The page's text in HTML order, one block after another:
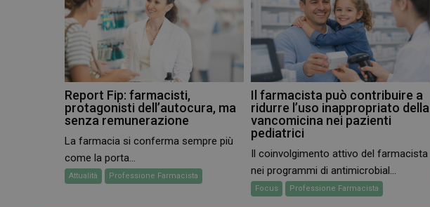
Report Fip: farmacisti,
protagonisti dell’autocura, ma
senza remunerazione
La farmacia si conferma sempre più
come la porta...
Attualità Professione Farmacista
Il farmacista può contribuire a
ridurre l’uso inappropriato della
vancomicina nei pazienti
pediatrici
Il coinvolgimento attivo del farmacista
nei programmi di antimicrobial...
Focus Professione Farmacista